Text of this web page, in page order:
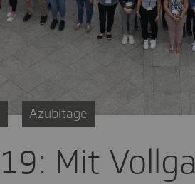
Azubitage
Mit